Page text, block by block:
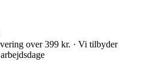
over 399 kr. · Vi tilbyder